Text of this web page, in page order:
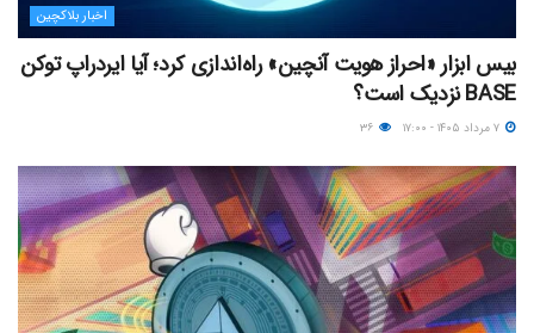
اخبار بلاکچین
بیس ابزار «احراز هویت آنچین» راه‌اندازی کرد؛ آیا ایردراپ توکن
BASE نزدیک‌ است؟